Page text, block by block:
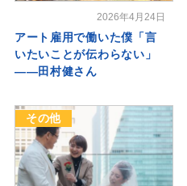
2026年4月24日
アート雇用で働いた僕「言
いたいことが伝わらない」
――田村健さん
その他